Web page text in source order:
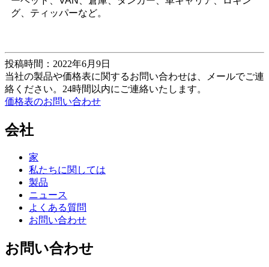
グ、ティッパーなど。
投稿時間：2022年6月9日
当社の製品や価格表に関するお問い合わせは、メールでご連
絡ください。24時間以内にご連絡いたします。
価格表のお問い合わせ
会社
家
私たちに関しては
製品
ニュース
よくある質問
お問い合わせ
お問い合わせ